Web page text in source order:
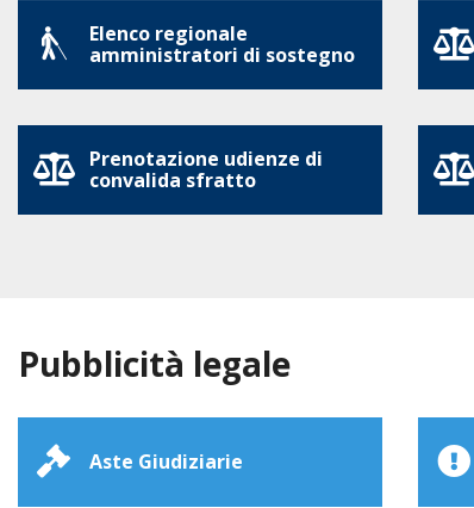
Elenco regionale
amministratori di sostegno
Prenotazione udienze di
convalida sfratto
Pubblicità legale
Aste Giudiziarie